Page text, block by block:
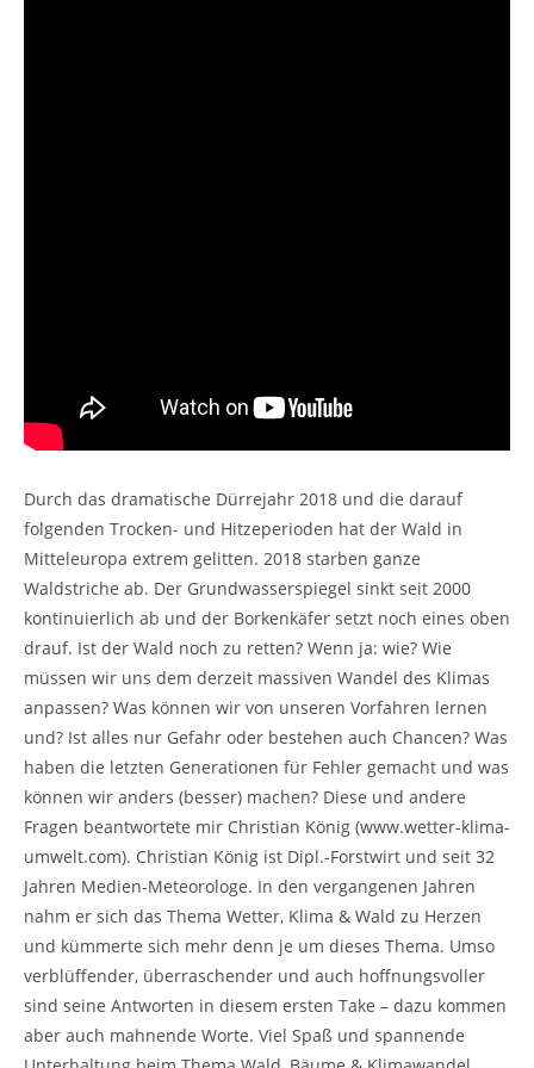
Durch das dramatische Dürrejahr 2018 und die darauf
folgenden Trocken- und Hitzeperioden hat der Wald in
Mitteleuropa extrem gelitten. 2018 starben ganze
Waldstriche ab. Der Grundwasserspiegel sinkt seit 2000
kontinuierlich ab und der Borkenkäfer setzt noch eines oben
drauf. Ist der Wald noch zu retten? Wenn ja: wie? Wie
müssen wir uns dem derzeit massiven Wandel des Klimas
anpassen? Was können wir von unseren Vorfahren lernen
und? Ist alles nur Gefahr oder bestehen auch Chancen? Was
haben die letzten Generationen für Fehler gemacht und was
können wir anders (besser) machen? Diese und andere
Fragen beantwortete mir Christian König (www.wetter-klima-
umwelt.com). Christian König ist Dipl.-Forstwirt und seit 32
Jahren Medien-Meteorologe. In den vergangenen Jahren
nahm er sich das Thema Wetter, Klima & Wald zu Herzen
und kümmerte sich mehr denn je um dieses Thema. Umso
verblüffender, überraschender und auch hoffnungsvoller
sind seine Antworten in diesem ersten Take – dazu kommen
aber auch mahnende Worte. Viel Spaß und spannende